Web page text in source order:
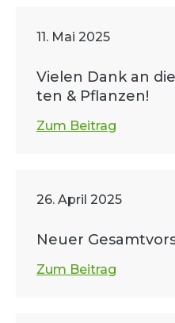
11. Mai 2025
Vielen Dank an
ten & Pflanzen!
Zum Beitrag
26. April 2025
Neuer
Zum Beitrag